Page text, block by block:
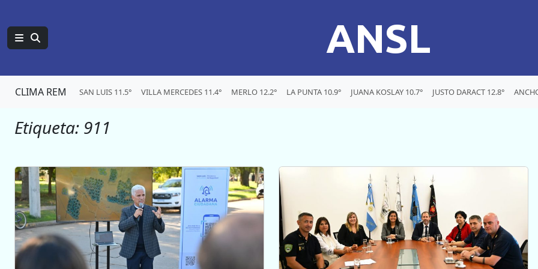
ANSL
CLIMA REM SAN LUIS 11.5° VILLA MERCEDES 11.4° MERLO 12.2° LA PUNTA 10.9° JUANA KOSLAY 10.7° JUSTO DARACT 12.8°
Etiqueta: 911